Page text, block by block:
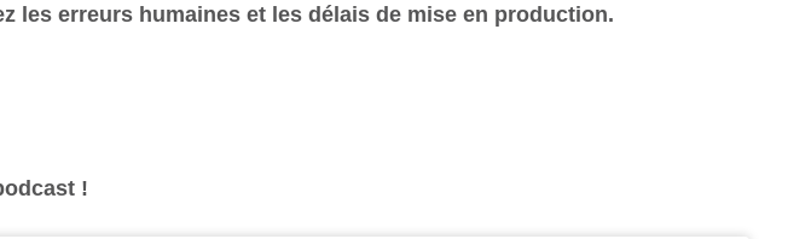
les erreurs humaines et les délais de mise en production.
!